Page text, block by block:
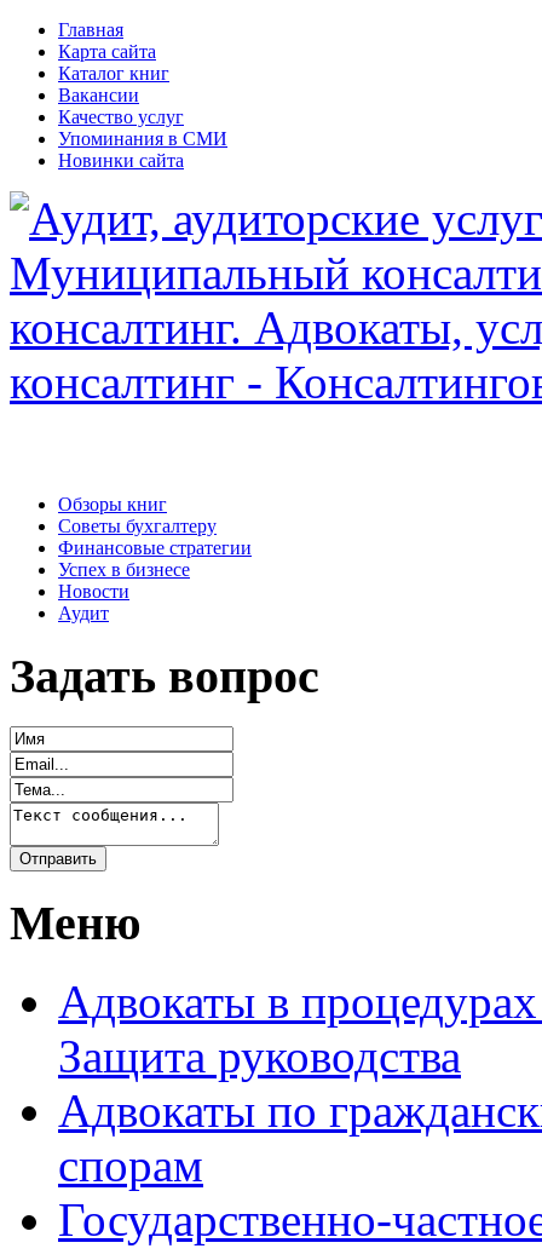
Главная
Карта сайта
Каталог книг
Вакансии
Качество услуг
Упоминания в СМИ
Новинки сайта
Обзоры книг
Советы бухгалтеру
Финансовые стратегии
Успех в бизнесе
Новости
Аудит
Задать вопрос
Меню
Адвокаты в
Защита руководства
Адвокаты по
спорам
Государственно-